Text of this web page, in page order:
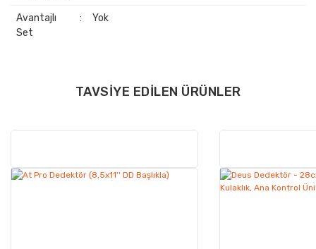
Avantajlı
Set
: Yok
TAVSIYE EDILEN ÜRÜNLER